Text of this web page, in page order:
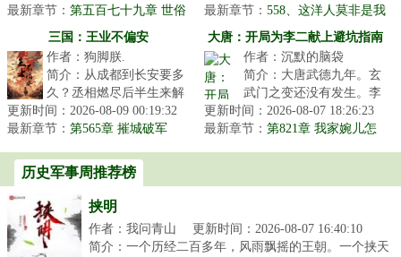
这欧陆不待也罢。东非圈
地，移民开...
最新章节： 第五百七十九章 世俗
作的。他在黑漆漆的屋子
里先是打开...
最新章节： 558、这洋人莫非是我
大清祥瑞？
三国：王业不偏安
作者：狗脚朕.
简介：从成都到长安要多
久？丞相燃尽后半生来解
题，得不到答案。刘禅带
着缅怀瞻仰之情，体验了
更新时间：2026-08-09 00:19:32
最新章节： 第565章 摧城破军
大唐：开局为李二献上避坑指南
作者：沉默的脑袋
简介：大唐武德九年。玄
武门之变还没有发生。李
渊还在纸醉金迷。李建成
和李元吉正密谋除掉最大
更新时间：2026-08-07 18:26:23
最新章节： 第821章 我家婉儿怎
历史军事周推荐榜
挟明
作者：我问青山
更新时间：2026-08-07 16:40:10
简介：一个历经二百多年，风雨飘摇的王朝。一个挟天